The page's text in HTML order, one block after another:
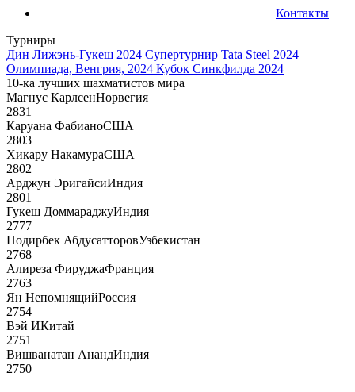
Контакты
Турниры
Дин Лижэнь-Гукеш 2024 Супертурнир Tata Steel 2024
Олимпиада, Венгрия, 2024 Кубок Синкфилда 2024
10-ка лучших шахматистов мира
Магнус КарлсенНорвегия
2831
Каруана ФабианоСША
2803
Хикару НакамураСША
2802
Арджун ЭригайсиИндия
2801
Гукеш ДоммараджуИндия
2777
Нодирбек АбдусатторовУзбекистан
2768
Алиреза ФируджаФранция
2763
Ян НепомнящийРоссия
2754
Вэй ИКитай
2751
Вишванатан АнандИндия
2750